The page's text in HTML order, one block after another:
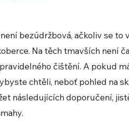
bezúdržbová, ačkoliv se
Na těch tmavších není
čištění. A pokud
chtěli, neboť pohled na
následujících doporučení,